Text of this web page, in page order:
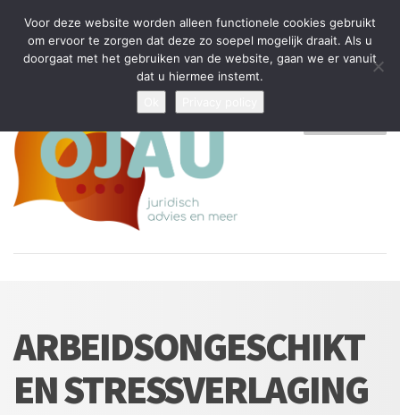
Tijdelijke stop: wegens drukte kan ik beperkt nieuwe zaken aannemen
en vragen beantwoorden
Algemene Voorwaarden
Disclaimer Privacybeleid
ARBEIDSONGESCHIKT
EN STRESSVERLAGING
Voor deze website worden alleen functionele cookies gebruikt
om ervoor te zorgen dat deze zo soepel mogelijk draait. Als u
doorgaat met het gebruiken van de website, gaan we er vanuit
dat u hiermee instemt.